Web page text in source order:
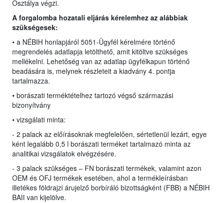
Osztálya végzi.
A forgalomba hozatali eljárás kérelemhez az alábbiak
szükségesek:
• a NÉBIH honlapjáról 5051-Ügyfél kérelmére történő
megrendelés adatlapja letölthető, amit kitöltve szükséges
mellékelni. Lehetőség van az adatlap ügyfélkapun történő
beadására is, melynek részleteit a kiadvány 4. pontja
tartalmazza.
• borászati terméktételhez tartozó végső származási
bizonyítvány
• vizsgálati minta:
- 2 palack az előírásoknak megfelelően, sértetlenül lezárt, egye
ként legalább 0,5 l borászati terméket tartalmazó minta az
analitikai vizsgálatok elvégzésére.
- 3 palack szükséges – FN borászati termékek, valamint azon
OEM és OFJ termékek esetében, ahol a termékleírásban
illetékes földrajzi árujelző borbíráló bizottságként (FBB) a NÉBIH
BAII van kijelölve.